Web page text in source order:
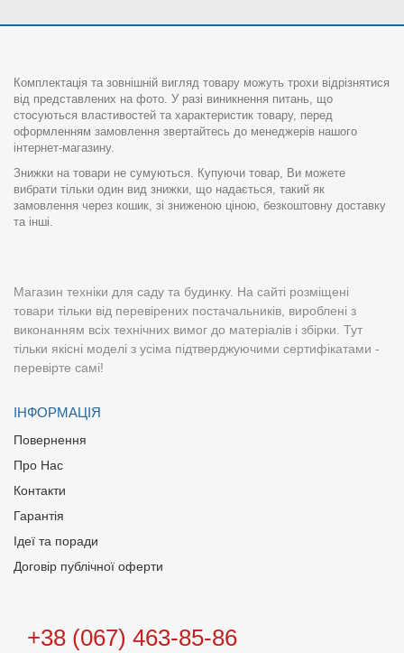
Комплектація та зовнішній вигляд товару можуть трохи відрізнятися
від представлених на фото. У разі виникнення питань, що
стосуються властивостей та характеристик товару, перед
оформленням замовлення звертайтесь до менеджерів нашого
інтернет-магазину.
Знижки на товари не сумуються. Купуючи товар, Ви можете
вибрати тільки один вид знижки, що надається, такий як
замовлення через кошик, зі зниженою ціною, безкоштовну доставку
та інші.
Магазин техніки для саду та будинку. На сайті розміщені
товари тільки від перевірених постачальників, вироблені з
виконанням всіх технічних вимог до матеріалів і збірки. Тут
тільки якісні моделі з усіма підтверджуючими сертифікатами -
перевірте самі!
ІНФОРМАЦІЯ
Повернення
Про Нас
Контакти
Гарантія
Ідеї та поради
Договір публічної оферти
+38 (067) 463-85-86